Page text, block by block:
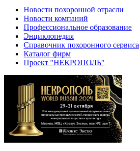
Новости похоронной отрасли
Новости компаний
Профессиональное образование
Энциклопедия
Справочник похоронного сервиса
Каталог фирм
Проект "НЕКРОПОЛЬ"